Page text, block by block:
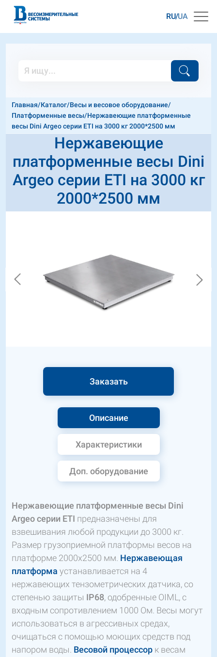
RU UA
Главная/Каталог/Весы и весовое оборудование/
Платформенные весы/Нержавеющие платформенные
весы Dini Argeo серии ETI на 3000 кг 2000*2500 мм
Нержавеющие
платформенные весы Dini
Argeo серии ETI на 3000 кг
2000*2500 мм
Описание
Характеристики
Доп. оборудование
Заказать
Нержавеющие платформенные весы Dini
Argeo серии ETI предназначены для
взвешивания любой продукции до 3000 кг.
Размер грузоприемной платформы весов на
платформе 2000х2500 мм. Нержавеющая
платформа устанавливается на 4
нержавеющих тензометрических датчика, со
степенью защиты IP68, одобренные OIML, с
входным сопротивлением 1000 Ом. Весы могут
использоваться в агрессивных средах,
очищаться с помощью моющих средств под
напором воды. Весовой процессор к весам